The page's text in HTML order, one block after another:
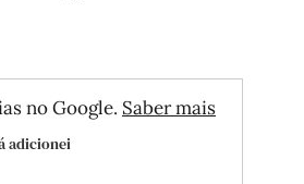
no Google. Saber mais
adicionei